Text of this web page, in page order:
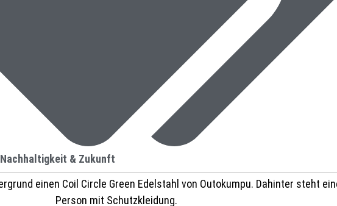
Nachhaltigkeit & Zukunft